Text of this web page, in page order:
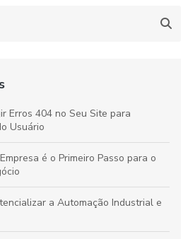
Erros 404 no Seu Site para
Usuário
é o Primeiro Passo para o
a Automação Industrial e